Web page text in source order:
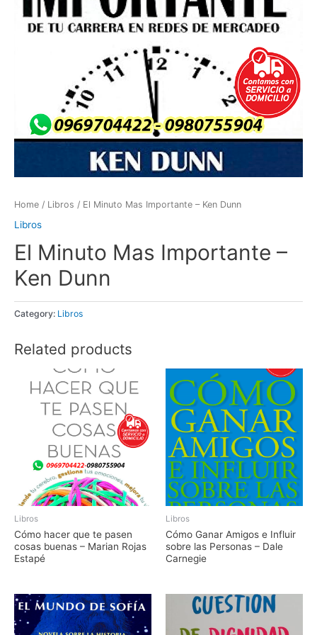
Home / Libros / El Minuto Mas Importante – Ken Dunn
Libros
El Minuto Mas Importante –
Ken Dunn
Category: Libros
Related products
Libros
Cómo hacer que te pasen
cosas buenas – Marian Rojas
Estapé
Libros
Cómo Ganar Amigos e Influir
sobre las Personas – Dale
Carnegie